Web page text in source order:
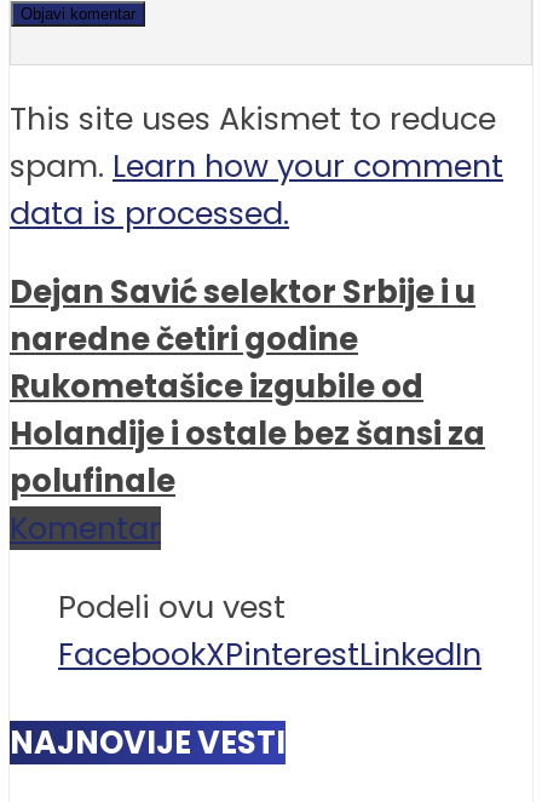
This site uses Akismet to reduce
spam. Learn how your comment
data is processed.
Dejan Savić selektor Srbije i u
naredne četiri godine
Rukometašice izgubile od
Holandije i ostale bez šansi za
polufinale
Komentar
Podeli ovu vest
FacebookXPinterestLinkedIn
NAJNOVIJE VESTI